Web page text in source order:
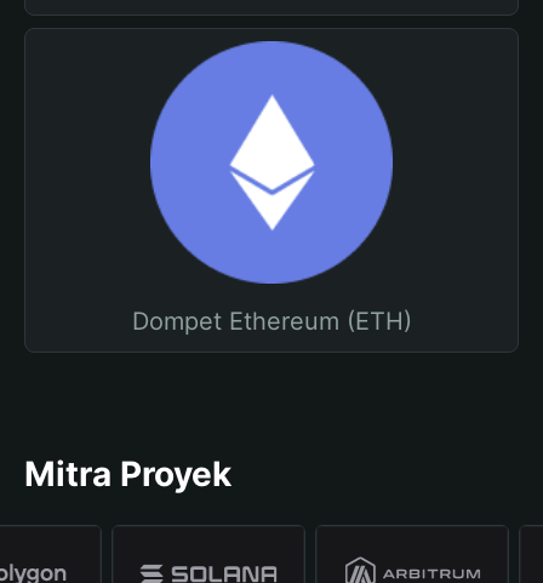
Dompet Ethereum (ETH)
Mitra Proyek